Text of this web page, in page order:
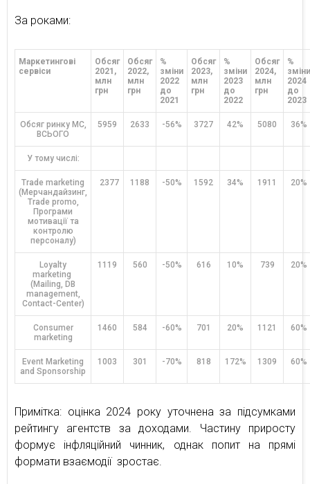
За роками:
Маркетингові
сервіси
Обсяг
2021,
млн
грн
Обсяг
2022,
млн
грн
%
зміни
2022
до
2021
Обсяг
2023,
млн
грн
%
зміни
2023
до
2022
Обсяг
2024,
млн
грн
%
зміни
2024
до
2023
Обсяг ринку МС,
ВСЬОГО
5959 2633 -56% 3727 42% 5080 36%
У тому числі:
Trade marketing
(Мерчандайзинг,
Trade promo,
Програми
мотивації та
контролю
персоналу)
2377 1188 -50% 1592 34% 1911 20%
Loyalty
marketing
(Mailing, DB
management,
Contact-Center)
1119 560 -50% 616 10% 739 20%
Consumer
marketing
1460 584 -60% 701 20% 1121 60%
Event Marketing
and Sponsorship
1003 301 -70% 818 172% 1309 60%
Примітка: оцінка 2024 року уточнена за підсумками
рейтингу агентств за доходами. Частину приросту
формує інфляційний чинник, однак попит на прямі
формати взаємодії зростає.